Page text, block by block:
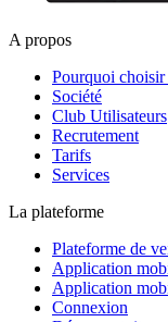
A propos
Pourquoi
Société
Club Utilisateurs
Recrutement
Tarifs
Services
La plateforme
Plateforme de
Application
Application
Connexion